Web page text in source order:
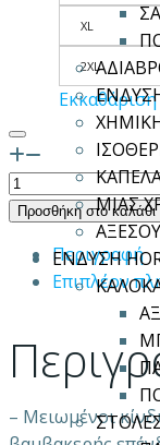
ΜΙΑΣ
ΕΝΔΥΣΗ
XL
2XL
Εκκαθάριση
Γάντια
ANSELL
ALPHATEC
37-
310
Προσθήκη στο καλάθι
Περιγραφή
Επιπλέον
– Μειωμένοι